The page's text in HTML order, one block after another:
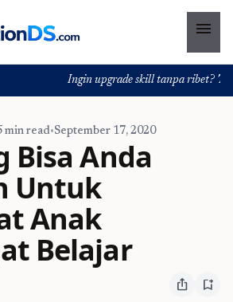
menu
Ingin upgrade skill tanpa ribet?
min read•September 17, 2020
Bisa Anda
Untuk
Anak
Belajar
ios_share bookmark_add